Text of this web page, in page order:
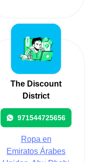
The Discount
District
971544725656
Ropa en
Emiratos Árabes